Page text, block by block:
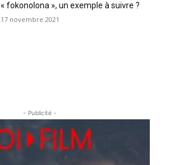
« fokonolona », un exemple à suivre ?
17 novembre 2021
- Publicité -